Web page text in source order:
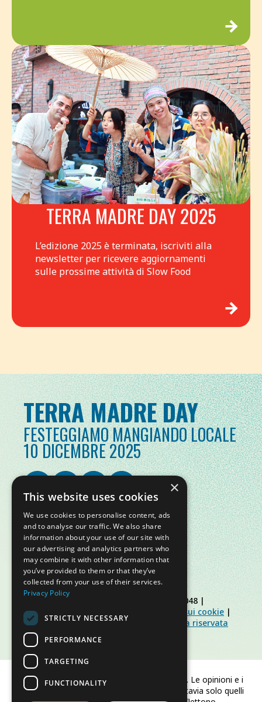
TERRA MADRE DAY 2025
L’edizione 2025 è terminata, iscriviti alla
newsletter per ricevere aggiornamenti
sulle prossime attività di Slow Food
TERRA MADRE DAY
FESTEGGIAMO MANGIANDO LOCALE
10 DICEMBRE 2025
© Slow Food Foundation | C.F. 91019770048 |
Informativa sulla privacy
Informativa sui cookie |
Slow Food Foundation|Linee guida area riservata
Finanziato dall'Unione europea. Le opinioni e i
punti di vista espressi sono tuttavia solo quelli
×
This website uses cookies
We use cookies to personalise content, ads
and to analyse our traffic. We also share
information about your use of our site with
our advertising and analytics partners who
may combine it with other information that
you’ve provided to them or that they’ve
collected from your use of their services.
Privacy Policy
STRICTLY NECESSARY
PERFORMANCE
TARGETING
FUNCTIONALITY